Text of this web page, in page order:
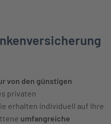
von den günstigen
privaten
erhalten individuell auf Ihre
umfangreiche